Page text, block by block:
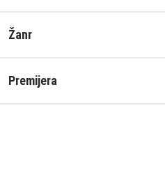
Žanr
Premijera